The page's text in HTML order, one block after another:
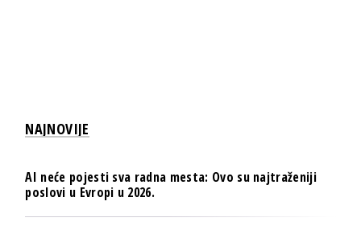
NAJNOVIJE
AI neće pojesti sva radna mesta: Ovo su najtraženiji
poslovi u Evropi u 2026.